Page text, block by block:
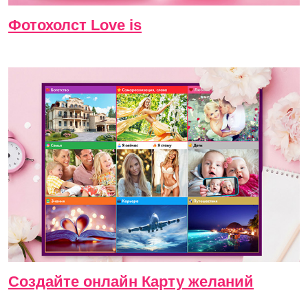
Фотохолст Love is
Создайте онлайн Карту желаний